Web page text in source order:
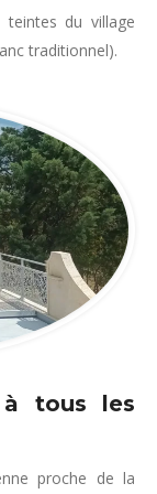
du village
traditionnel).
à tous les
proche de la